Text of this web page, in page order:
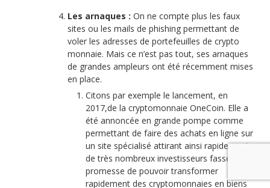
Les arnaques :On ne compte plus les faux
sites ou les mails de phishing permettant de
voler les adresses de portefeuilles de crypto
monnaie. Mais ce n’est pas tout, ses arnaques
de grandes ampleurs ont été récemment mises
en place.
Citons par exemple le lancement, en
2017,de la cryptomonnaie OneCoin. Elle a
été annoncée en grande pompe comme
permettant de faire des achats en ligne sur
un site spécialisé attirant ainsi rapidement
de très nombreux investisseurs fasse à la
promesse de pouvoir transformer
rapidement des cryptomonnaies en biens